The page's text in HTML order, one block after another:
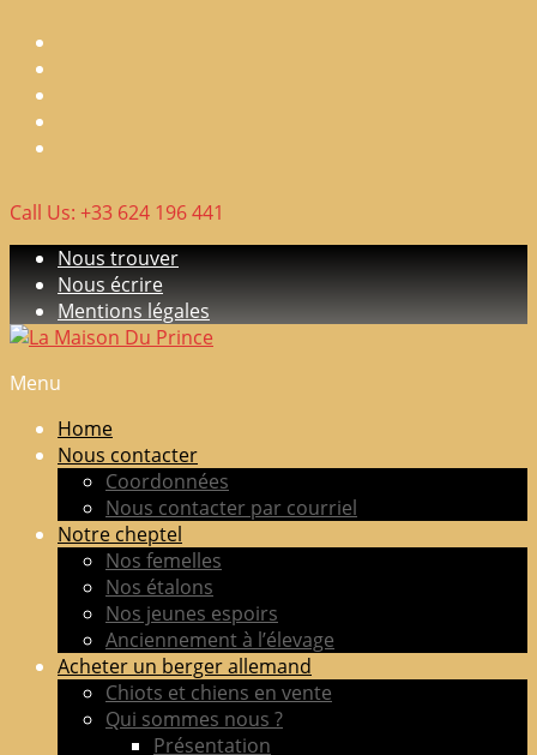
content
Call Us: +33 624 196 441
Nous trouver
Nous écrire
Mentions légales
La
Maison
Du
Prince
Elevage
allemand
adultes
Menu
Home
Nous contacter
Coordonnées
Nous contacter par courriel
Notre cheptel
Nos femelles
Nos étalons
Nos jeunes espoirs
Anciennement à l’élevage
Acheter un berger allemand
Chiots et chiens en vente
Qui sommes nous ?
Présentation